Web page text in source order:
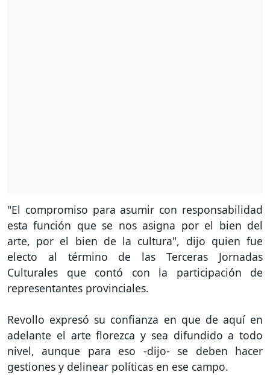
"El compromiso para asumir con responsabilidad
esta función que se nos asigna por el bien del
arte, por el bien de la cultura", dijo quien fue
electo al término de las Terceras Jornadas
Culturales que contó con la participación de
representantes provinciales.
Revollo expresó su confianza en que de aquí en
adelante el arte florezca y sea difundido a todo
nivel, aunque para eso -dijo- se deben hacer
gestiones y delinear políticas en ese campo.